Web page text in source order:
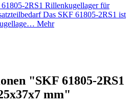
2RS1 Rillenkugellager für
Das SKF 61805-2RS1 ist
Mehr
"SKF 61805-2RS1
mm"